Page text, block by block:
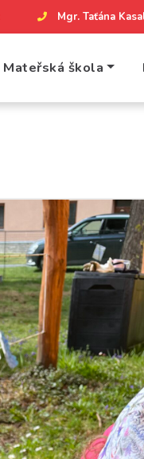
Mgr. Taťána
Mateřská škola